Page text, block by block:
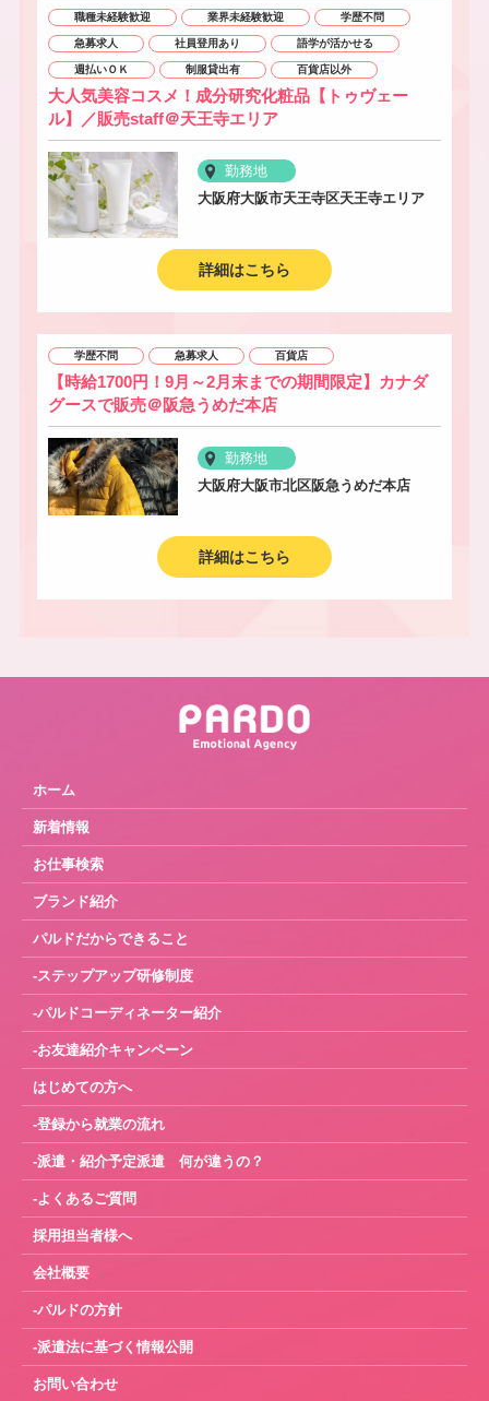
職種未経験歓迎 業界未経験歓迎 学歴不問
急募求人 社員登用あり 語学が活かせる
週払いＯＫ 制服貸出有 百貨店以外
大人気美容コスメ！成分研究化粧品【トゥヴェー
ル】／販売staff＠天王寺エリア
勤務地
大阪府大阪市天王寺区天王寺エリア
詳細はこちら
学歴不問 急募求人 百貨店
【時給1700円！9月～2月末までの期間限定】カナダ
グースで販売＠阪急うめだ本店
勤務地
大阪府大阪市北区阪急うめだ本店
詳細はこちら
ホーム
新着情報
お仕事検索
ブランド紹介
パルドだからできること
-ステップアップ研修制度
-パルドコーディネーター紹介
-お友達紹介キャンペーン
はじめての方へ
-登録から就業の流れ
-派遣・紹介予定派遣 何が違うの？
-よくあるご質問
採用担当者様へ
会社概要
-パルドの方針
-派遣法に基づく情報公開
お問い合わせ